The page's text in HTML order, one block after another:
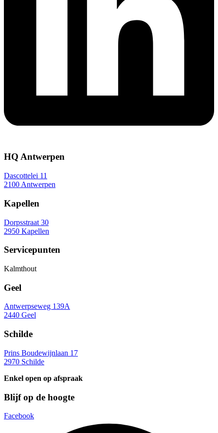
HQ Antwerpen
Dascottelei 11
2100 Antwerpen
Kapellen
Dorpsstraat 30
2950 Kapellen
Servicepunten
Kalmthout
Geel
Antwerpseweg 139A
2440 Geel
Schilde
Prins Boudewijnlaan 17
2970 Schilde
Enkel open op afspraak
Blijf op de hoogte
Facebook